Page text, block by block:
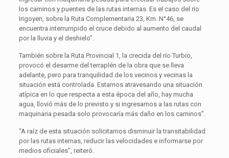
los caminos y puentes de las rutas internas. Es el caso del rio
Irigoyen, sobre la Ruta Complementaria 23, Km. N°46, se
encuentra interrumpido el cruce debido al aumento del caudal
por la lluvia y el deshielo”.
También sobre la Ruta Provincial 1, la crecida del río Turbio,
provocó el desarme del terraplén de la obra que se lleva
adelante, pero para tranquilidad de los vecinos y vecinas la
situación está controlada. Estamos atravesando una situación
atípica en lo que respecta a esta época del año, hay mucha
agua, llovió más de lo previsto y si ingresamos a las rutas con
maquinaria pesada solo provocaría más daño en los caminos”.
“A raíz de esta situación solicitamos disminuir la transitabilidad
por las rutas internas, reducir las velocidades e informarse por
medios oficiales”, reiteró.